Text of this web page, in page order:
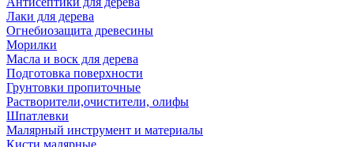
Лаки для дерева
Огнебиозащита древесины
Морилки
Масла и воск для дерева
Подготовка поверхности
Грунтовки пропиточные
Растворители,очистители, олифы
Шпатлевки
Малярный инструмент и материалы
Кисти малярные